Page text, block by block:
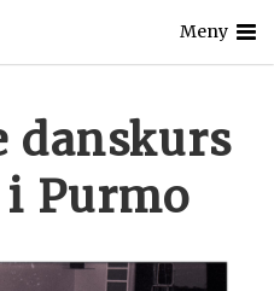
Meny
danskurs
Purmo